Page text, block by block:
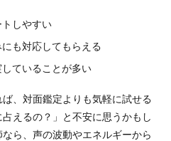
しやすい
も対応してもらえる
ていることが多い
、対面鑑定よりも気軽に試せる
えるの？」と不安に思うかもし
ら、声の波動やエネルギーから